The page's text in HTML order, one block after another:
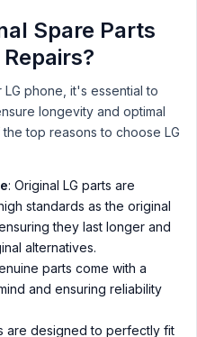
Spare Parts
phone, it's essential to
longevity and optimal
top reasons to choose LG
: Original LG parts are
standards as the original
they last longer and
alternatives.
parts come with a
and ensuring reliability
are designed to perfectly fit